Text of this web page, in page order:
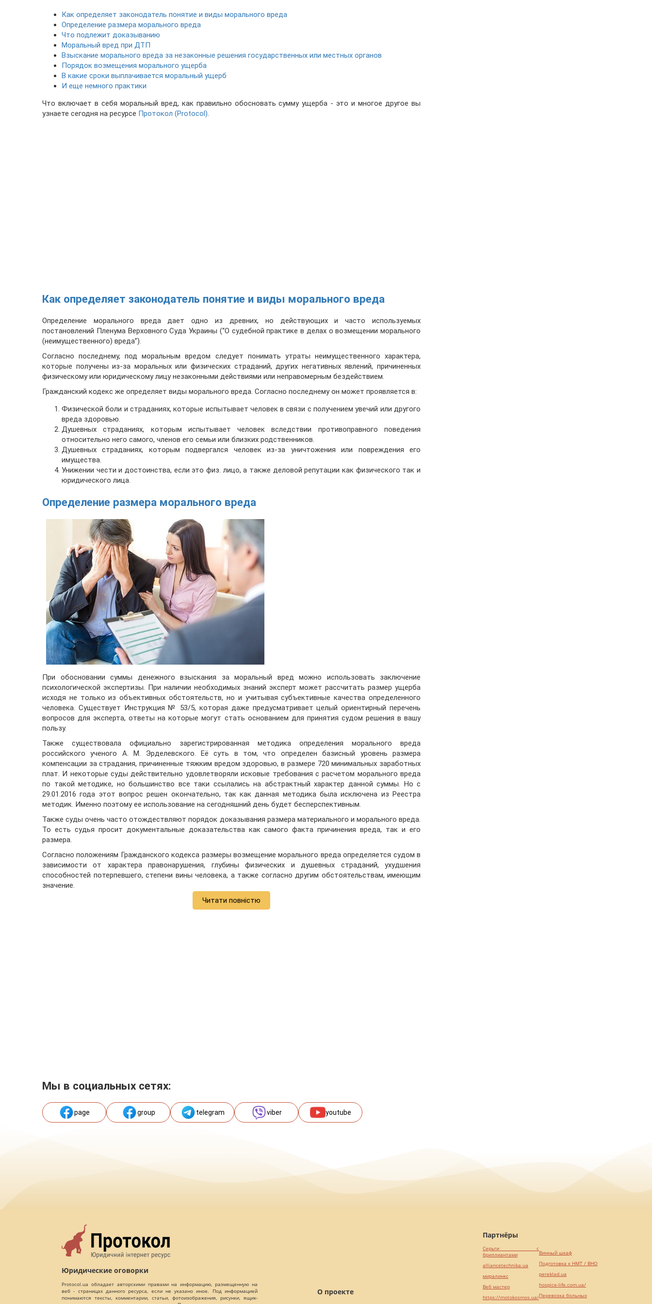
Как определяет законодатель понятие и виды морального вреда
Определение размера морального вреда
Что подлежит доказыванию
Моральный вред при ДТП
Взыскание морального вреда за незаконные решения государственных или местных органов
Порядок возмещения морального ущерба
В какие сроки выплачивается моральный ущерб
И еще немного практики
Что включает в себя моральный вред, как правильно обосновать сумму ущерба - это и многое другое вы
узнаете сегодня на ресурсе Протокол (Protocol).
Как определяет законодатель понятие и виды морального вреда
Определение морального вреда дает одно из древних, но действующих и часто используемых
постановлений Пленума Верховного Суда Украины (“О судебной практике в делах о возмещении морального
(неимущественного) вреда”).
Согласно последнему, под моральным вредом следует понимать утраты неимущественного характера,
которые получены из-за моральных или физических страданий, других негативных явлений, причиненных
физическому или юридическому лицу незаконными действиями или неправомерным бездействием.
Гражданский кодекс же определяет виды морального вреда. Согласно последнему он может проявляется в:
Физической боли и страданиях, которые испытывает человек в связи с получением увечий или другого
вреда здоровью.
Душевных страданиях, которым испытывает человек вследствии противоправного поведения
относительно него самого, членов его семьи или близких родственников.
Душевных страданиях, которым подвергался человек из-за уничтожения или повреждения его
имущества.
Унижении чести и достоинства, если это физ. лицо, а также деловой репутации как физического так и
юридического лица.
Определение размера морального вреда
При обосновании суммы денежного взыскания за моральный вред можно использовать заключение
психологической экспертизы. При наличии необходимых знаний эксперт может рассчитать размер ущерба
исходя не только из объективных обстоятельств, но и учитывая субъективные качества определенного
человека. Существует Инструкция № 53/5, которая даже предусматривает целый ориентирный перечень
вопросов для эксперта, ответы на которые могут стать основанием для принятия судом решения в вашу
пользу.
Также существовала официально зарегистрированная методика определения морального вреда
российского ученого А. М. Эрделевского. Её суть в том, что определен базисный уровень размера
компенсации за страдания, причиненные тяжким вредом здоровью, в размере 720 минимальных заработных
плат. И некоторые суды действительно удовлетворяли исковые требования с расчетом морального вреда
по такой методике, но большинство все таки ссылались на абстрактный характер данной суммы. Но с
29.01.2016 года этот вопрос решен окончательно, так как данная методика была исключена из Реестра
методик. Именно поэтому ее использование на сегодняшний день будет бесперспективным.
Также суды очень часто отождествляют порядок доказывания размера материального и морального вреда.
То есть судья просит документальные доказательства как самого факта причинения вреда, так и его
размера.
Согласно положениям Гражданского кодекса размеры возмещение морального вреда определяется судом в
зависимости от характера правонарушения, глубины физических и душевных страданий, ухудшения
способностей потерпевшего, степени вины человека, а также согласно другим обстоятельствам, имеющим
значение.
Читати повністю
Мы в социальных сетях:
page group telegram viber youtube
Юридические оговорки
Protocol.ua обладает авторскими правами на информацию, размещенную на
веб - страницах данного ресурса, если не указано иное. Под информацией
понимаются тексты, комментарии, статьи, фотоизображения, рисунки, ящик-
О проекте
Партнёры
Серьги с
бриллиантами
alliancetechnika.ua
миралинкс
Веб мастер
https://motokosmos.ua/
Винный шкаф
Подготовка к НМТ / ВНО
pereklad.ua
hospice-life.com.ua/
Перевозка больных